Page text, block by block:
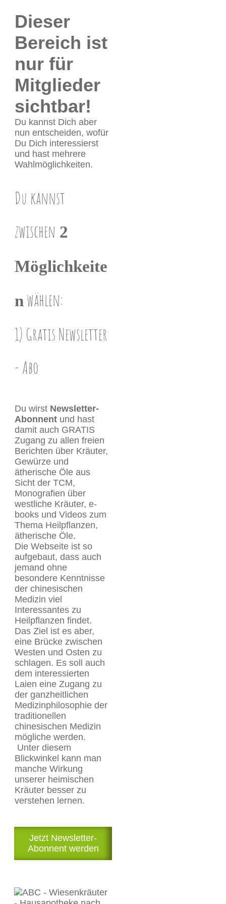
Dieser
Bereich ist
nur für
Mitglieder
sichtbar!
Du kannst Dich aber
nun entscheiden, wofür
Du Dich interessierst
und hast mehrere
Wahlmöglichkeiten.
Du kannst
zwischen 2
Möglichkeite
n wählen:
1) Gratis Newsletter ​
- Abo
Du wirst Newsletter-
Abonnent und hast
damit auch GRATIS
Zugang zu allen freien
Berichten über Kräuter,
Gewürze und
ätherische Öle aus
Sicht der TCM,
Monografien über
westliche Kräuter, e-
books und Videos zum
Thema Heilpflanzen,
ätherische Öle.
Die Webseite ist so
aufgebaut, dass auch
jemand ohne
besondere Kenntnisse
der chinesischen
Medizin viel
Interessantes zu
Heilpflanzen findet.
Das Ziel ist es aber,
eine Brücke zwischen
Westen und Osten zu
schlagen. Es soll auch
dem interessierten
Laien eine Zugang zu
der ganzheitlichen
Medizinphilosophie der
traditionellen
chinesischen Medizin
mögliche werden.
Unter diesem
Blickwinkel kann man
manche Wirkung
unserer heimischen
Kräuter besser zu
verstehen lernen.
Jetzt Newsletter-
Abonnent werden